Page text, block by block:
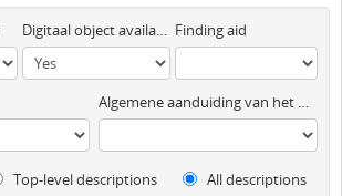
Digitaal object available Finding aid
Algemene aanduiding van het materiaal
Top-level descriptions All descriptions